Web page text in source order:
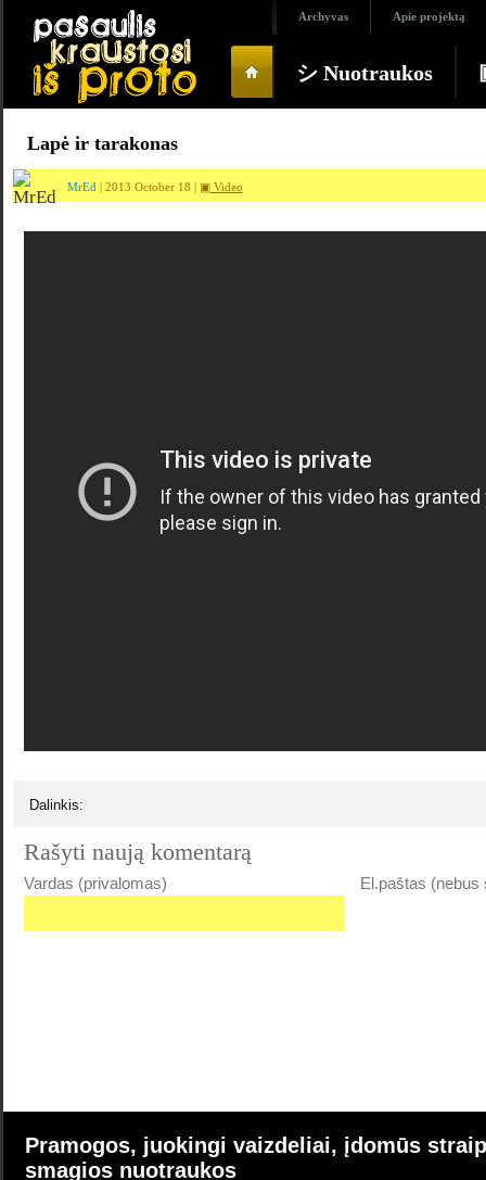
Archyvas Apie projektą
シ Nuotraukos
Lapė ir tarakonas
MrEd | 2013 October 18 | ▣ Video
Dalinkis:
Rašyti naują komentarą
Vardas (privalomas) El.paštas
Pramogos, juokingi vaizdeliai, įdomūs
smagios nuotraukos